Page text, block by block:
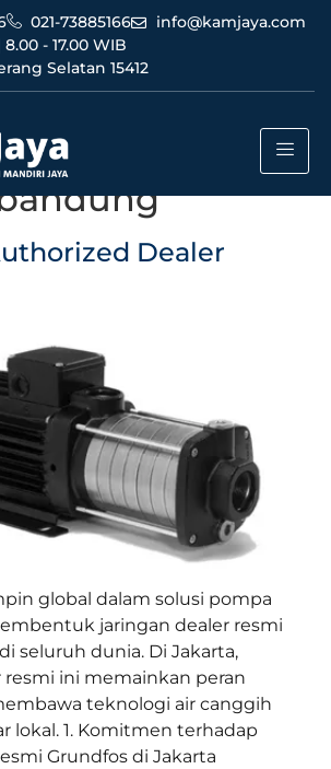
021-73885166
info@kamjaya.com
- 17.00 WIB
Selatan 15412
dealer
Dealer
global dalam solusi pompa
jaringan dealer resmi
seluruh dunia. Di Jakarta,
resmi ini memainkan peran
teknologi air canggih
lokal. 1. Komitmen terhadap
Grundfos di Jakarta